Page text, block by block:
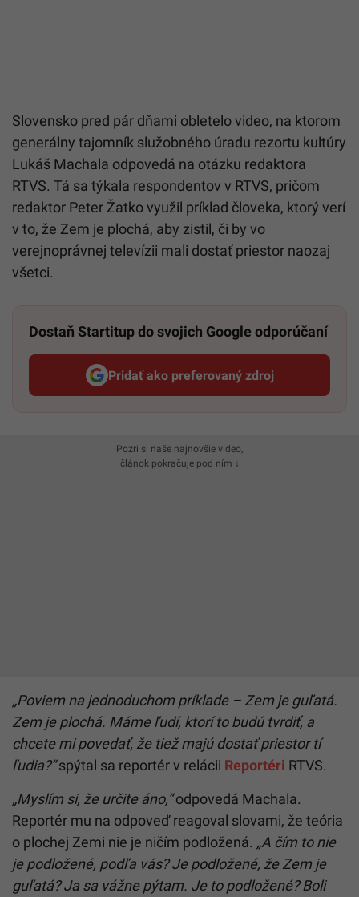
Slovensko pred pár dňami obletelo video, na ktorom
generálny tajomník služobného úradu rezortu kultúry
Lukáš Machala odpovedá na otázku redaktora
RTVS. Tá sa týkala respondentov v RTVS, pričom
redaktor Peter Žatko využil príklad človeka, ktorý verí
v to, že Zem je plochá, aby zistil, či by vo
verejnoprávnej televízii mali dostať priestor naozaj
všetci.
Dostaň Startitup do svojich Google odporúčaní
Pridať ako preferovaný zdroj
Startitup, odkaz sa otvorí v
Pozri si naše najnovšie video,
článok pokračuje pod ním ↓
„Poviem na jednoduchom príklade – Zem je guľatá.
Zem je plochá. Máme ľudí, ktorí to budú tvrdiť, a
chcete mi povedať, že tiež majú dostať priestor tí
ľudia?“spýtal sa reportér v relácii Reportéri RTVS.
„Myslím si, že určite áno,“odpovedá Machala.
Reportér mu na odpoveď reagoval slovami, že teória
o plochej Zemi nie je ničím podložená. „A čím to nie
je podložené, podľa vás? Je podložené, že Zem je
guľatá? Ja sa vážne pýtam. Je to podložené? Boli